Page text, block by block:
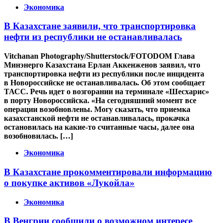
Экономика
В Казахстане заявили, что транспортировка
нефти из республики не останавливалась
Vitchanan Photography/Shutterstock/FOTODOM Глава
Минэнерго Казахстана Ерлан Аккенженов заявил, что
транспортировка нефти из республики после инцидента
в Новороссийске не останавливалась. Об этом сообщает
ТАСС. Речь идет о возгорании на терминале «Шесхарис»
в порту Новороссийска. «На сегодняшний момент все
операции возобновлены. Могу сказать, что приемка
казахстанской нефти не останавливалась, прокачка
остановилась на какие-то считанные часы, далее она
возобновилась. […]
Экономика
В Казахстане прокомментировали информацию
о покупке активов «Лукойла»
Экономика
В Венгрии сообщили о возможном интересе